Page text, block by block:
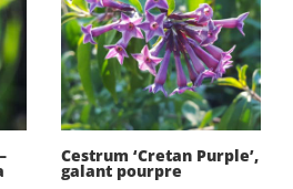
Cestrum ‘Cretan Purple’,
galant pourpre